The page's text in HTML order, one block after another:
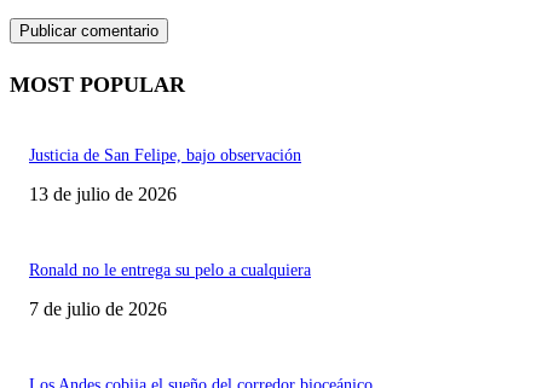
MOST POPULAR
Justicia de San Felipe, bajo observación
13 de julio de 2026
Ronald no le entrega su pelo a cualquiera
7 de julio de 2026